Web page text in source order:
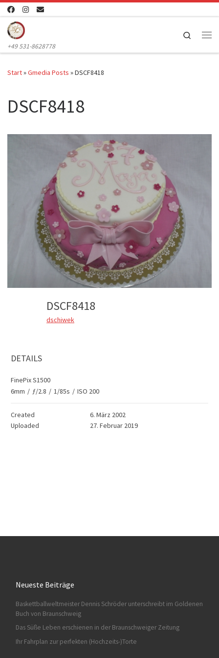
Zum Inhalt springen
+49 531-8628778
Search
Start»Gmedia Posts »DSCF8418
DSCF8418
DSCF8418
dschiwek
DETAILS
FinePix S1500
6mm / ƒ/2.8 / 1/85s / ISO 200
Created
6. März 2002
Uploaded
27. Februar 2019
Neueste Beiträge
Baskettballweltmeister Dennis Schröder unterschreibt im Goldenen
Buch von Braunschweig
Das Süße Leben erschienen in der Braunschweiger Zeitung
Ihr Fahrplan zur perfekten (Hochzeits-)Torte